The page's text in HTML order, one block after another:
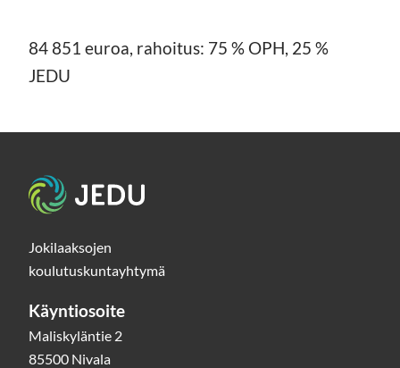
84 851 euroa, rahoitus: 75 % OPH, 25 %
JEDU
Etusivu
Jokilaaksojen
koulutuskuntayhtymä
Käyntiosoite
Maliskyläntie 2
85500 Nivala